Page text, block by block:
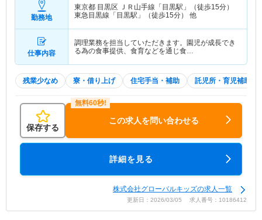
勤務地
東京都 目黒区 ＪＲ山手線「目黒駅」（徒歩15分）
東急目黒線「目黒駅」（徒歩15分） 他
仕事内容
調理業務を担当していただきます。園児が成長でき
る為の食事提供、食育などを通じ食…
残業少なめ 寮・借り上げ 住宅手当・補助 託児所・育児補助
保存する
この求人を問い合わせる
詳細を見る
株式会社グローバルキッズの求人一覧
更新日：2026/03/05 求人番号：10186412